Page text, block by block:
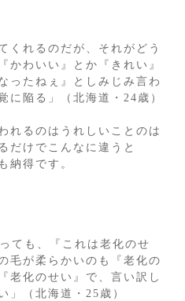
くれるのだが、それがどう
かわいい』とか『きれい』
ったねぇ』としみじみ言わ
に陥る」（北海道・24歳）
れるのはうれしいことのは
だけでこんなに違うと
得です。
ても、『これは老化のせ
毛が柔らかいのも『老化の
老化のせい』で、言い訳し
」（北海道・25歳）